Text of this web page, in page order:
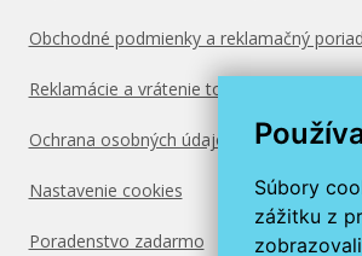
Súbory
zážitku z
Obchodné podmienky a reklamačný
Reklamácie a vrátenie tovaru
Ochrana osobných údajov
Nastavenie cookies
Poradenstvo zadarmo